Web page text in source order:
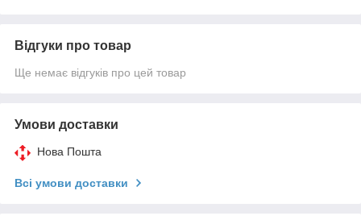
Відгуки про товар
Ще немає відгуків про цей товар
Умови доставки
Нова Пошта
Всі умови доставки